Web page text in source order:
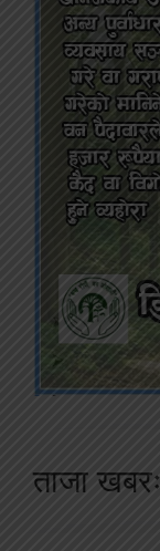
ताजा खबरः